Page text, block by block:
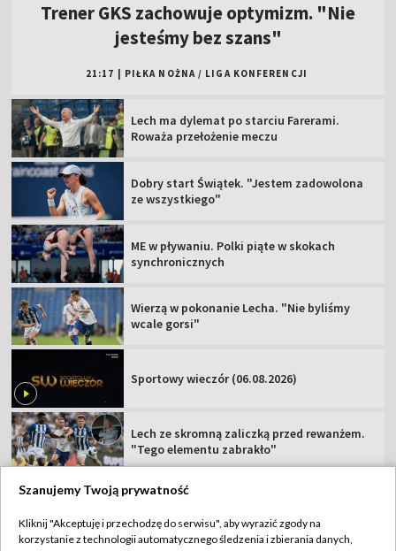
Trener GKS zachowuje optymizm. "Nie
jesteśmy bez szans"
21:17 PIŁKA NOŻNA / LIGA KONFERENCJI
Lech ma dylemat po starciu Farerami.
Roważa przełożenie meczu
Dobry start Świątek. "Jestem zadowolona
ze wszystkiego"
ME w pływaniu. Polki piąte w skokach
synchronicznych
Wierzą w pokonanie Lecha. "Nie byliśmy
wcale gorsi"
Sportowy wieczór (06.08.2026)
Lech ze skromną zaliczką przed rewanżem.
"Tego elementu zabrakło"
TVP
Szanujemy Twoją prywatność
Kliknij "Akceptuję i przechodzę do serwisu", aby wyrazić zgody na
korzystanie z technologii automatycznego śledzenia i zbierania danych,